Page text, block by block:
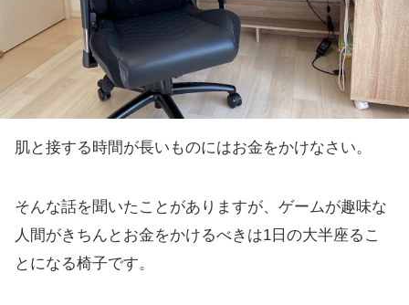
肌と接する時間が長いものにはお金をかけなさい。
そんな話を聞いたことがありますが、ゲームが趣味な
人間がきちんとお金をかけるべきは1日の大半座るこ
とになる椅子です。